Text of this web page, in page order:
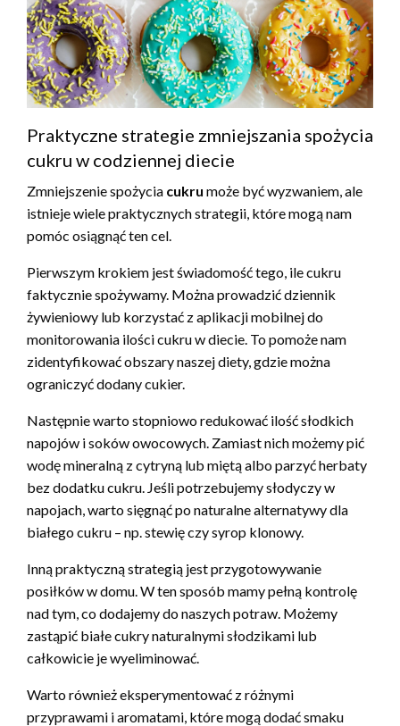
Praktyczne strategie zmniejszania spożycia
cukru w codziennej diecie
Zmniejszenie spożycia cukru może być wyzwaniem, ale
istnieje wiele praktycznych strategii, które mogą nam
pomóc osiągnąć ten cel.
Pierwszym krokiem jest świadomość tego, ile cukru
faktycznie spożywamy. Można prowadzić dziennik
żywieniowy lub korzystać z aplikacji mobilnej do
monitorowania ilości cukru w diecie. To pomoże nam
zidentyfikować obszary naszej diety, gdzie można
ograniczyć dodany cukier.
Następnie warto stopniowo redukować ilość słodkich
napojów i soków owocowych. Zamiast nich możemy pić
wodę mineralną z cytryną lub miętą albo parzyć herbaty
bez dodatku cukru. Jeśli potrzebujemy słodyczy w
napojach, warto sięgnąć po naturalne alternatywy dla
białego cukru – np. stewię czy syrop klonowy.
Inną praktyczną strategią jest przygotowywanie
posiłków w domu. W ten sposób mamy pełną kontrolę
nad tym, co dodajemy do naszych potraw. Możemy
zastąpić białe cukry naturalnymi słodzikami lub
całkowicie je wyeliminować.
Warto również eksperymentować z różnymi
przyprawami i aromatami, które mogą dodać smaku